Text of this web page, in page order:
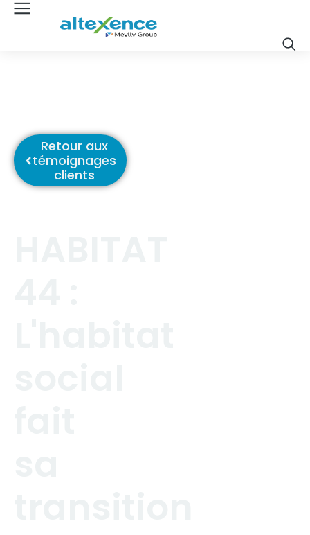
Retour aux
témoignages
clients